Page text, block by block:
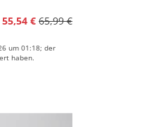
55,54 € 65,99 €
um 01:18; der
haben.